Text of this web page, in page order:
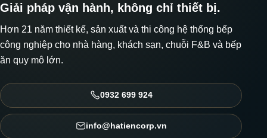
Giải pháp vận hành, không chỉ thiết bị.
Hơn 21 năm thiết kế, sản xuất và thi công hệ thống bếp
công nghiệp cho nhà hàng, khách sạn, chuỗi F&B và bếp
ăn quy mô lớn.
0932 699 924
info@hatiencorp.vn